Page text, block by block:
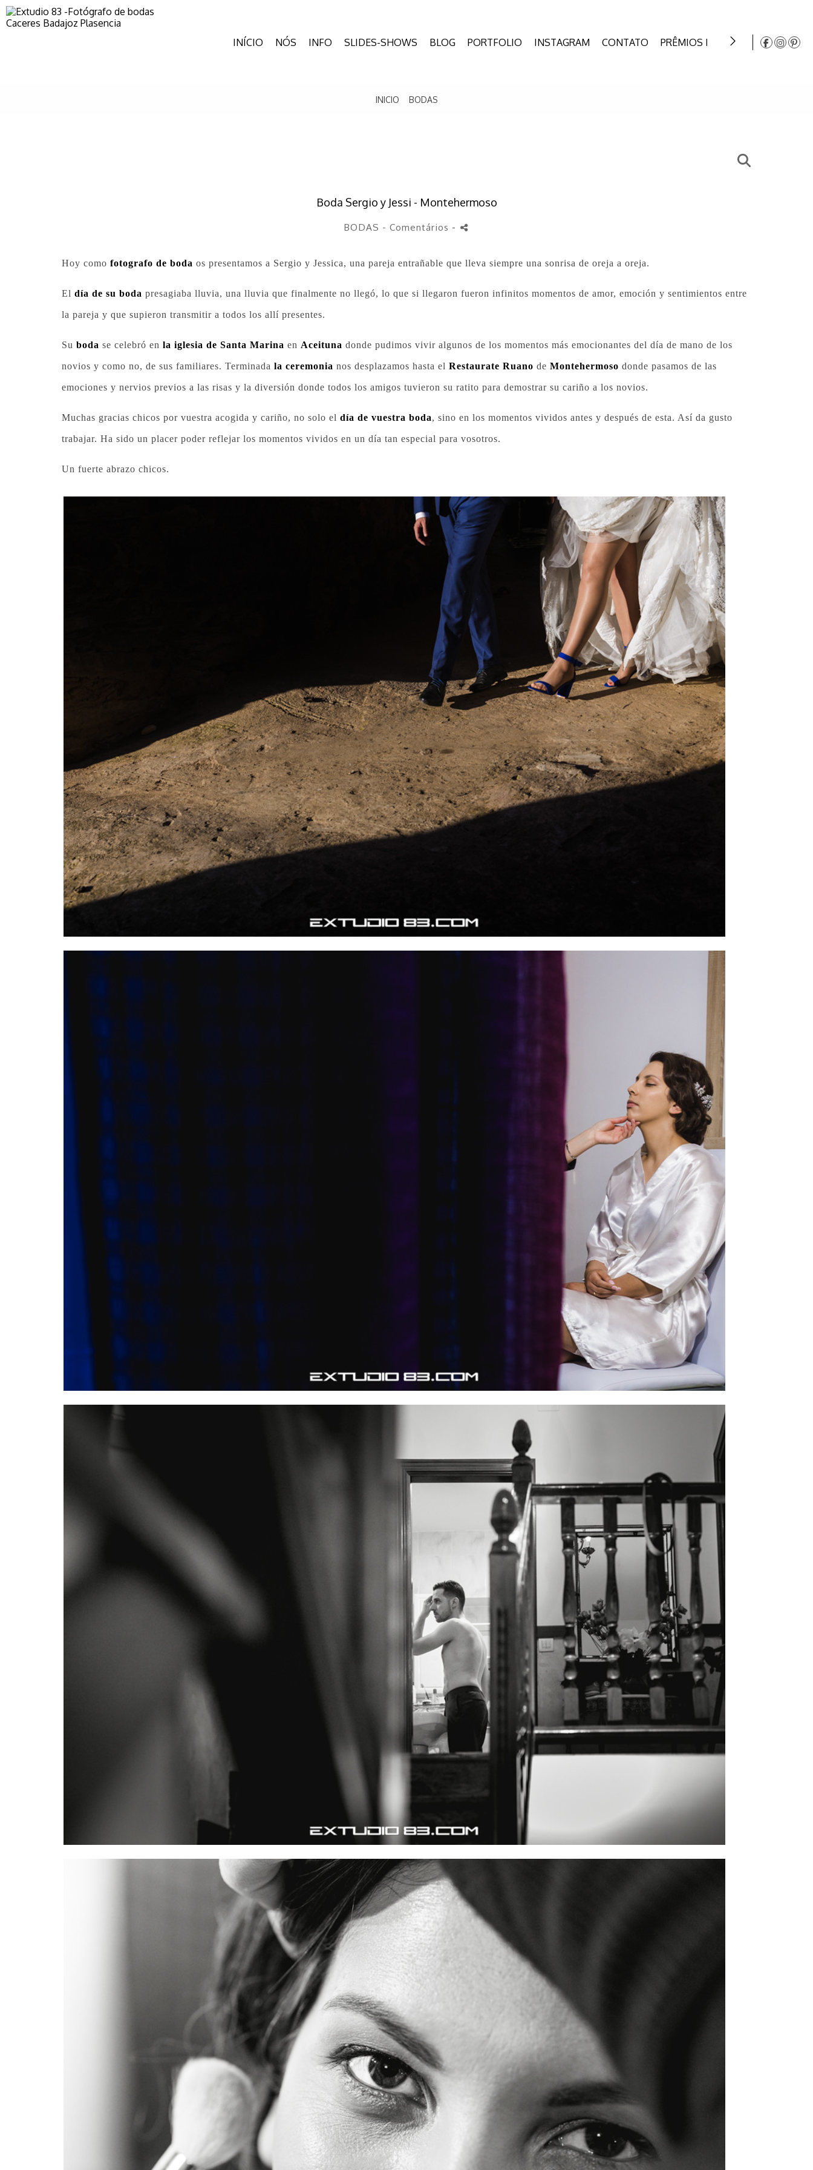
INÍCIO NÓS INFO SLIDES-SHOWS BLOG PORTFOLIO INSTAGRAM CONTATO PRÊMIOS DE CASAMENTO
INICIO BODAS
Boda Sergio y Jessi - Montehermoso
BODAS - Comentários -
Hoy como fotografo de boda os presentamos a Sergio y Jessica, una pareja entrañable que lleva siempre una sonrisa de oreja a oreja.
El día de su boda presagiaba lluvia, una lluvia que finalmente no llegó, lo que si llegaron fueron infinitos momentos de amor, emoción y sentimientos entre
la pareja y que supieron transmitir a todos los allí presentes.
Su boda se celebró en la iglesia de Santa Marina en Aceituna donde pudimos vivir algunos de los momentos más emocionantes del día de mano de los
novios y como no, de sus familiares. Terminada la ceremonia nos desplazamos hasta el Restaurate Ruano de Montehermoso donde pasamos de las
emociones y nervios previos a las risas y la diversión donde todos los amigos tuvieron su ratito para demostrar su cariño a los novios.
Muchas gracias chicos por vuestra acogida y cariño, no solo el día de vuestra boda, sino en los momentos vividos antes y después de esta. Así da gusto
trabajar. Ha sido un placer poder reflejar los momentos vividos en un día tan especial para vosotros.
Un fuerte abrazo chicos.